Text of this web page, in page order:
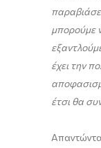
μπορούμε
έχει την
έτσι θα